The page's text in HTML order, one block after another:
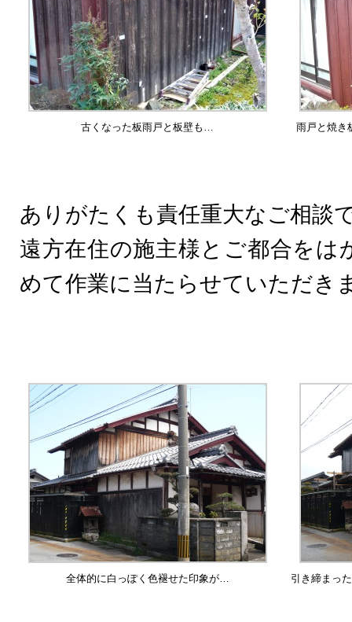
古くなった板雨戸と板壁も… 雨戸と焼き
ありがたくも責任重大なご相談
遠方在住の施主様とご都合をは
めて作業に当たらせていただき
全体的に白っぽく色褪せた印象が… 引き締まっ